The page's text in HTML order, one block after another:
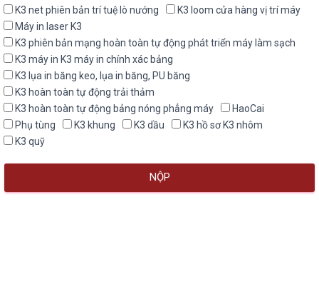
K3 net phiên bản trí tuệ lò nướng
K3 loom cửa hàng vị trí máy
Máy in laser K3
K3 phiên bản mạng hoàn toàn tự động phát triển máy làm sạch
K3 máy in K3 máy in chính xác bảng
K3 lụa in băng keo, lụa in băng, PU băng
K3 hoàn toàn tự động trải thảm
K3 hoàn toàn tự động bảng nóng phẳng máy
HaoCai
Phụ tùng
K3 khung K3 dầu
K3 hồ sơ K3 nhôm
K3 quỹ
NỘP